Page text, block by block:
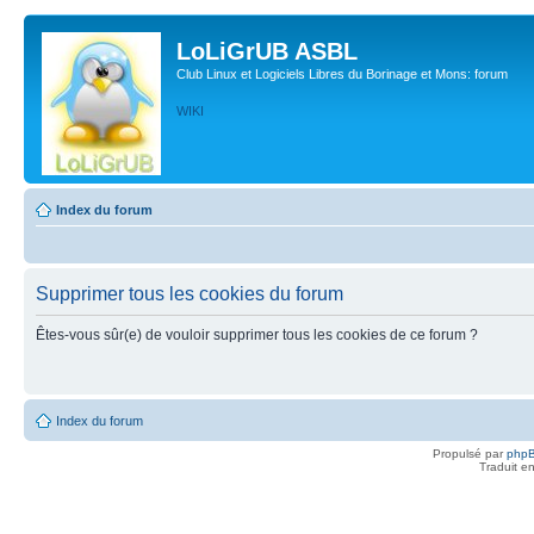
LoLiGrUB ASBL
Club Linux et Logiciels Libres du Borinage et Mons: forum
WIKI
Index du forum
Supprimer tous les cookies du forum
Êtes-vous sûr(e) de vouloir supprimer tous les cookies de ce forum ?
Index du forum
Propulsé par
Traduit